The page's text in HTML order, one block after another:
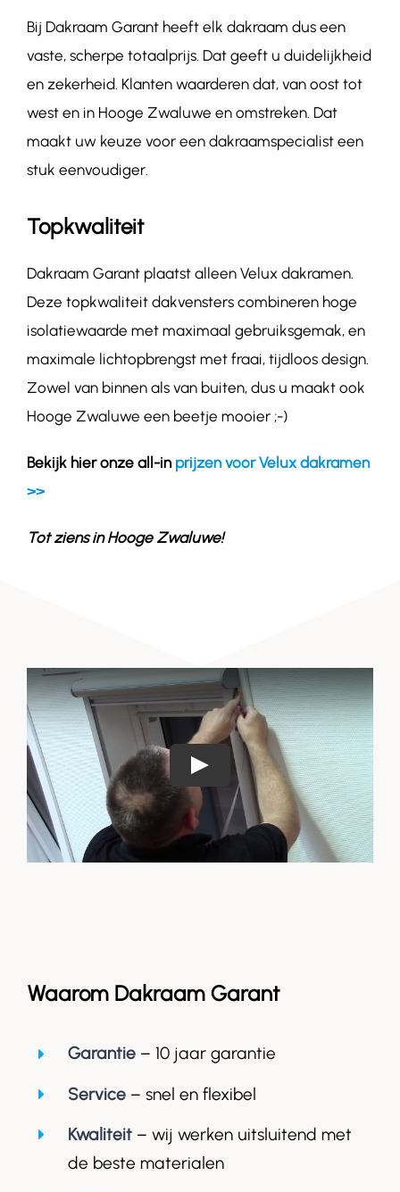
Bij Dakraam Garant heeft elk dakraam dus een
vaste, scherpe totaalprijs. Dat geeft u duidelijkheid
en zekerheid. Klanten waarderen dat, van oost tot
west en in Hooge Zwaluwe en omstreken. Dat
maakt uw keuze voor een dakraamspecialist een
stuk eenvoudiger.
Topkwaliteit
Dakraam Garant plaatst alleen Velux dakramen.
Deze topkwaliteit dakvensters combineren hoge
isolatiewaarde met maximaal gebruiksgemak, en
maximale lichtopbrengst met fraai, tijdloos design.
Zowel van binnen als van buiten, dus u maakt ook
Hooge Zwaluwe een beetje mooier ;-)
Bekijk hier onze all-in prijzen voor Velux dakramen
>>
Tot ziens inHooge Zwaluwe!
Waarom Dakraam Garant
Garantie– 10 jaar garantie
Service – snel en flexibel
Kwaliteit– wij werken uitsluitend met
de beste materialen